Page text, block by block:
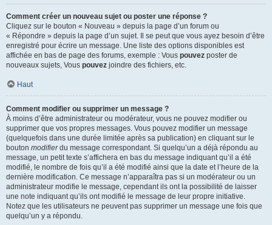
Comment créer un nouveau sujet ou poster une réponse ?
Cliquez sur le bouton « Nouveau » depuis la page d’un forum ou
« Répondre » depuis la page d’un sujet. Il se peut que vous ayez besoin d’être
enregistré pour écrire un message. Une liste des options disponibles est
affichée en bas de page des forums, exemple : Vous pouvez poster de
nouveaux sujets, Vous pouvez joindre des fichiers, etc.
Haut
Comment modifier ou supprimer un message ?
À moins d’être administrateur ou modérateur, vous ne pouvez modifier ou
supprimer que vos propres messages. Vous pouvez modifier un message
(quelquefois dans une durée limitée après sa publication) en cliquant sur le
bouton modifierdu message correspondant. Si quelqu’un a déjà répondu au
message, un petit texte s’affichera en bas du message indiquant qu’il a été
modifié, le nombre de fois qu’il a été modifié ainsi que la date et l’heure de la
dernière modification. Ce message n’apparaîtra pas si un modérateur ou un
administrateur modifie le message, cependant ils ont la possibilité de laisser
une note indiquant qu’ils ont modifié le message de leur propre initiative.
Notez que les utilisateurs ne peuvent pas supprimer un message une fois que
quelqu’un y a répondu.